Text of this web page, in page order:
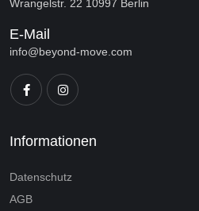
Wrangelstr. 22 10997 Berlin
E-Mail
info@beyond-move.com
Informationen
Datenschutz
AGB